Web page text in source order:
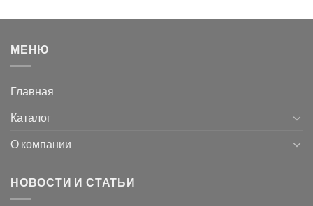
МЕНЮ
Главная
Каталог
О компании
НОВОСТИ И СТАТЬИ